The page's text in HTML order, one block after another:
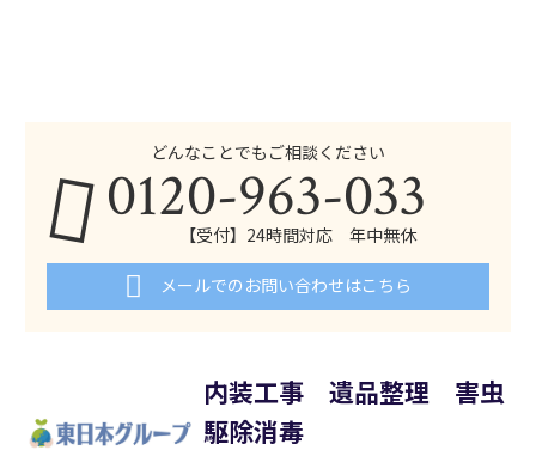
どんなことでもご相談ください
0120-963-033
【受付】24時間対応 年中無休
メールでのお問い合わせはこちら
内装工事 遺品整理 害虫
駆除消毒